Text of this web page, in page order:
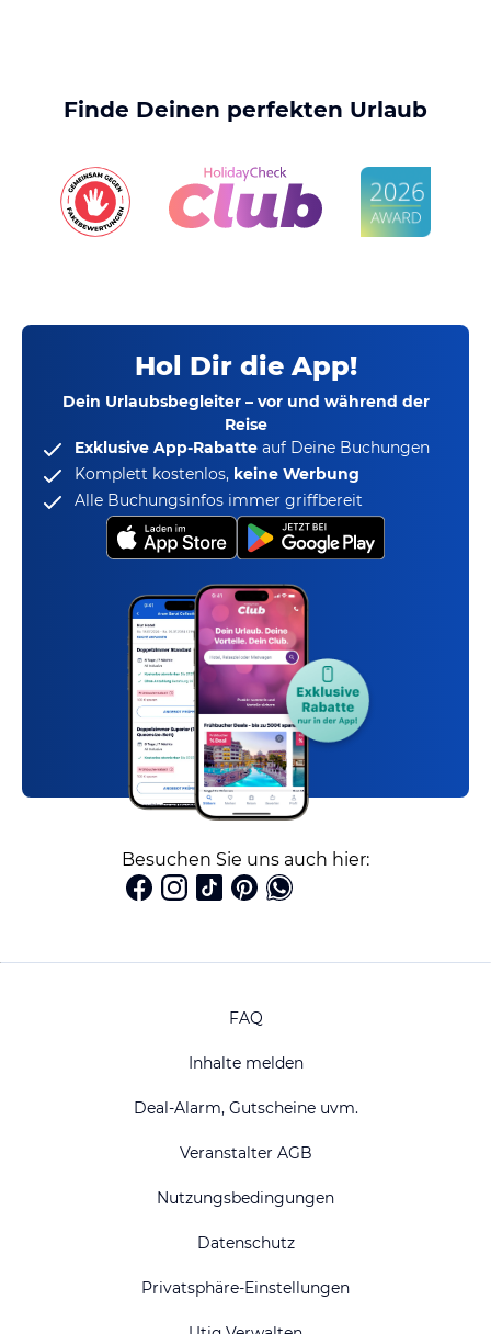
Finde Deinen perfekten Urlaub
Hol Dir die App!
Dein Urlaubsbegleiter – vor und während der
Reise
Exklusive App-Rabatte auf Deine Buchungen
Komplett kostenlos, keine Werbung
Alle Buchungsinfos immer griffbereit
Besuchen Sie uns auch hier:
FAQ
Inhalte melden
Deal-Alarm, Gutscheine uvm.
Veranstalter AGB
Nutzungsbedingungen
Datenschutz
Privatsphäre-Einstellungen